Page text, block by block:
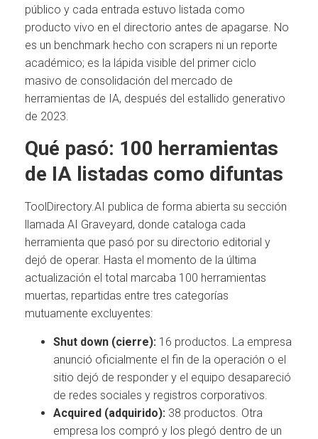
público y cada entrada estuvo listada como
producto vivo en el directorio antes de apagarse. No
es un benchmark hecho con scrapers ni un reporte
académico; es la lápida visible del primer ciclo
masivo de consolidación del mercado de
herramientas de IA, después del estallido generativo
de 2023.
Qué pasó: 100 herramientas
de IA listadas como difuntas
ToolDirectory.AI publica de forma abierta su sección
llamada AI Graveyard, donde cataloga cada
herramienta que pasó por su directorio editorial y
dejó de operar. Hasta el momento de la última
actualización el total marcaba 100 herramientas
muertas, repartidas entre tres categorías
mutuamente excluyentes:
Shut down (cierre): 16 productos. La empresa
anunció oficialmente el fin de la operación o el
sitio dejó de responder y el equipo desapareció
de redes sociales y registros corporativos.
Acquired (adquirido): 38 productos. Otra
empresa los compró y los plegó dentro de un